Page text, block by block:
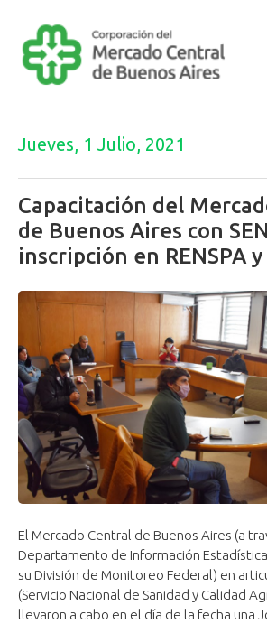
Jueves, 1 Julio, 2021
Capacitación del
de Buenos Aires con
inscripción en RENSPA y
El Mercado Central de Buenos Aires (a
Departamento de Información
su División de Monitoreo Federal) en
(Servicio Nacional de Sanidad y Calidad
llevaron a cabo en el día de la fecha una